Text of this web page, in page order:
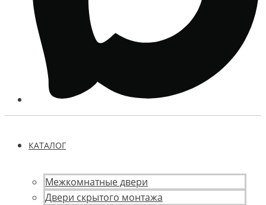
КАТАЛОГ
Межкомнатные двери
Двери скрытого монтажа